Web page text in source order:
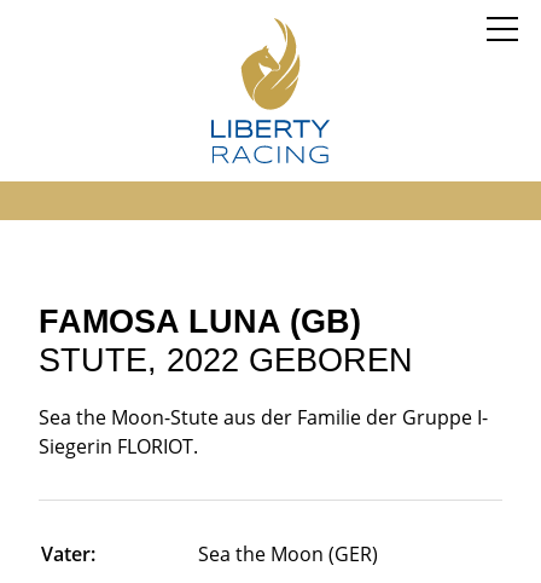
FAMOSA LUNA (GB)
STUTE, 2022 GEBOREN
Sea the Moon-Stute aus der Familie der Gruppe I-
Siegerin FLORIOT.
Vater:
Sea the Moon (GER)